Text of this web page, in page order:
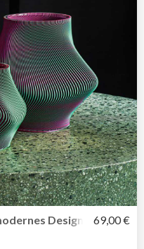
Design digital
69,00 €